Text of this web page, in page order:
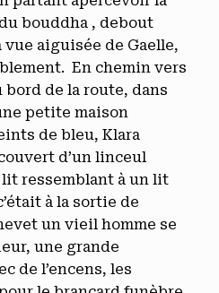
bouddha , debout
aiguisée de Gaelle,
En chemin vers
de la route, dans
petite maison
de bleu, Klara
d’un linceul
ressemblant à un lit
à la sortie de
un vieil homme se
une grande
de l’encens, les